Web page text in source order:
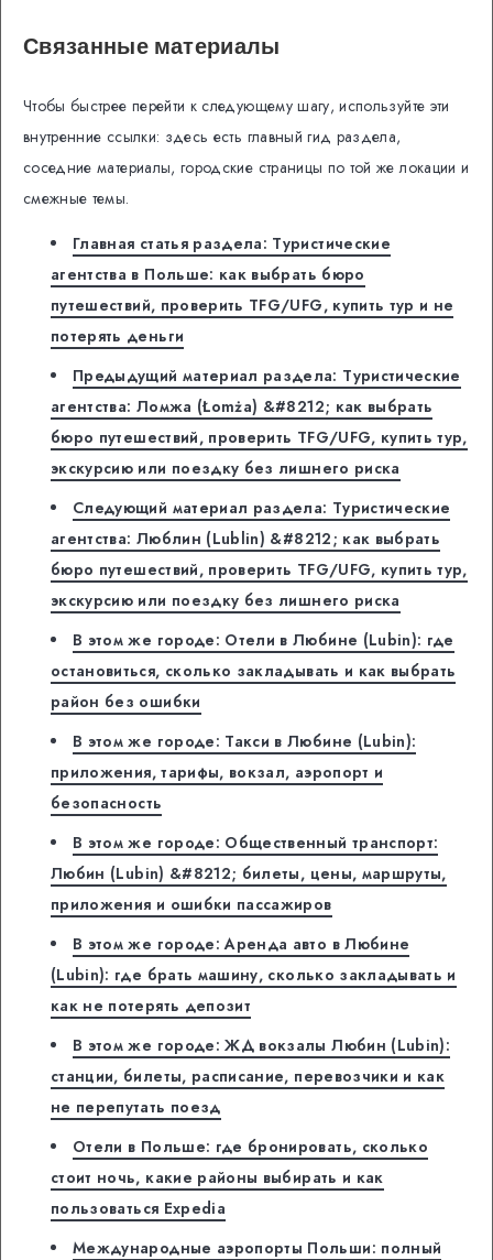
Связанные материалы
Чтобы быстрее перейти к следующему шагу, используйте эти
внутренние ссылки: здесь есть главный гид раздела,
соседние материалы, городские страницы по той же локации и
смежные темы.
Главная статья раздела: Туристические
агентства в Польше: как выбрать бюро
путешествий, проверить TFG/UFG, купить тур и не
потерять деньги
Предыдущий материал раздела: Туристические
агентства: Ломжа (Łomża) &#8212; как выбрать
бюро путешествий, проверить TFG/UFG, купить тур,
экскурсию или поездку без лишнего риска
Следующий материал раздела: Туристические
агентства: Люблин (Lublin) &#8212; как выбрать
бюро путешествий, проверить TFG/UFG, купить тур,
экскурсию или поездку без лишнего риска
В этом же городе: Отели в Любине (Lubin): где
остановиться, сколько закладывать и как выбрать
район без ошибки
В этом же городе: Такси в Любине (Lubin):
приложения, тарифы, вокзал, аэропорт и
безопасность
В этом же городе: Общественный транспорт:
Любин (Lubin) &#8212; билеты, цены, маршруты,
приложения и ошибки пассажиров
В этом же городе: Аренда авто в Любине
(Lubin): где брать машину, сколько закладывать и
как не потерять депозит
В этом же городе: ЖД вокзалы Любин (Lubin):
станции, билеты, расписание, перевозчики и как
не перепутать поезд
Отели в Польше: где бронировать, сколько
стоит ночь, какие районы выбирать и как
пользоваться Expedia
Международные аэропорты Польши: полный